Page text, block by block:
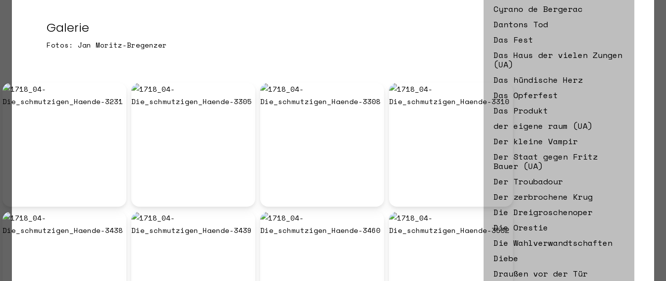
Galerie
Fotos: Jan Moritz-Bregenzer
Cyrano de Bergerac
Dantons Tod
Das Fest
Das Haus der vielen Zungen
(UA)
Das hündische Herz
Das Opferfest
Das Produkt
der eigene raum (UA)
Der kleine Vampir
Der Staat gegen Fritz
Bauer (UA)
Der Troubadour
Der zerbrochene Krug
Die Dreigroschenoper
Die Orestie
Die Wahlverwandtschaften
Diebe
Draußen vor der Tür